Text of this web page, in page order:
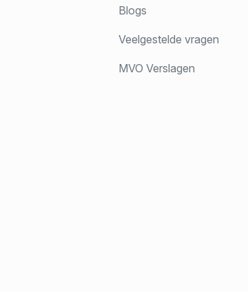
Blogs
Veelgestelde vragen
MVO Verslagen